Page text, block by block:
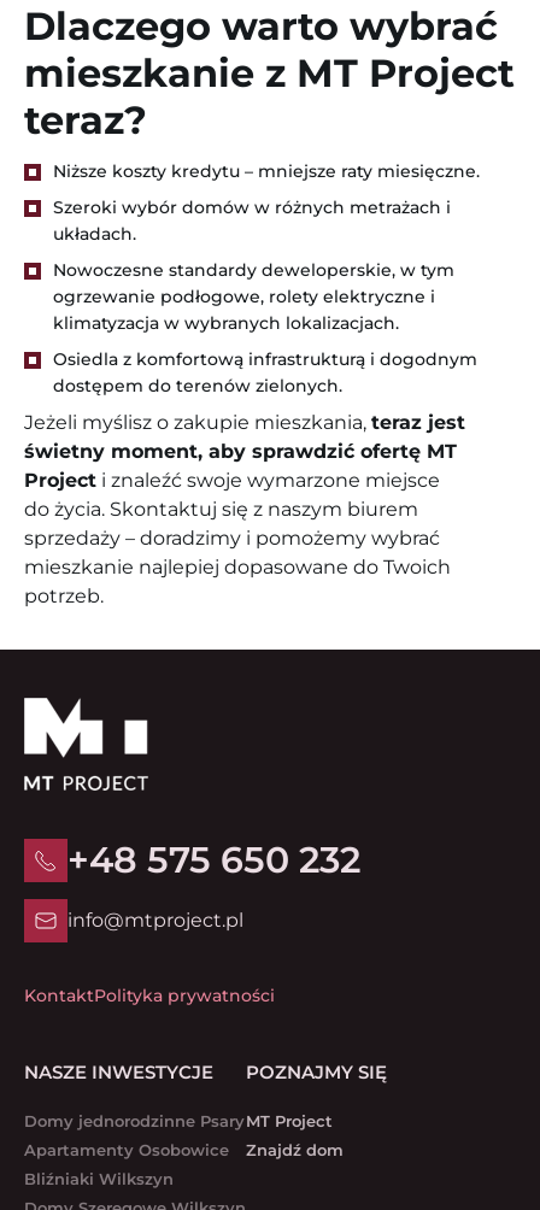
Dlaczego warto wybrać
mieszkanie z MT Project
teraz?
Niższe koszty kredytu – mniejsze raty miesięczne.
Szeroki wybór domów w różnych metrażach i
układach.
Nowoczesne standardy deweloperskie, w tym
ogrzewanie podłogowe, rolety elektryczne i
klimatyzacja w wybranych lokalizacjach.
Osiedla z komfortową infrastrukturą i dogodnym
dostępem do terenów zielonych.
Jeżeli myślisz o zakupie mieszkania, teraz jest
świetny moment, aby sprawdzić ofertę MT
Project i znaleźć swoje wymarzone miejsce
do życia. Skontaktuj się z naszym biurem
sprzedaży – doradzimy i pomożemy wybrać
mieszkanie najlepiej dopasowane do Twoich
potrzeb.
+48 575 650 232
info@mtproject.pl
KontaktPolityka prywatności
NASZE INWESTYCJE
Domy jednorodzinne Psary
Apartamenty Osobowice
Bliźniaki Wilkszyn
POZNAJMY SIĘ
MT Project
Znajdź dom